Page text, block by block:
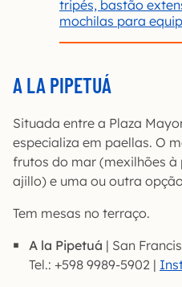
tripés, bastão
mochilas para
A LA PIPETUÁ
Situada entre a Plaza
especializa em paellas. O
frutos do mar (mexilhões
ajillo) e uma ou outra
Tem mesas no terraço.
A la Pipetuá | San
Tel.: +598 9989-5902 |